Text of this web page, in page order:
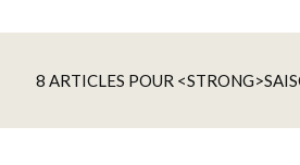
8 ARTICLES POUR